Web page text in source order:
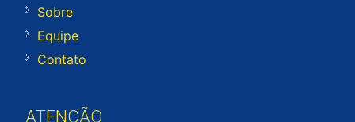
Sobre
Equipe
Contato
ATENÇÃO